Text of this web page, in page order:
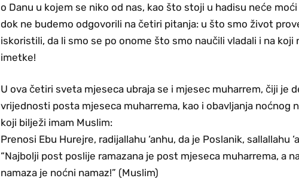
o Danu u kojem se niko od nas, kao što stoji u hadisu neće
dok ne budemo odgovorili na četiri pitanja: u što smo život
iskoristili, da li smo se po onome što smo naučili vladali i na
imetke!
U ova četiri sveta mjeseca ubraja se i mjesec muharrem, čiji je
vrijednosti posta mjeseca muharrema, kao i obavljanja noćnog
koji bilježi imam Muslim:
Prenosi Ebu Hurejre, radijallahu ‘anhu, da je Poslanik, sallallahu
“Najbolji post poslije ramazana je post mjeseca muharrema, a
namaza je noćni namaz!” (Muslim)